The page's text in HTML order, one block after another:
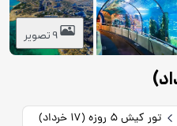
9 تصویر
تور کیش 5 روزه (17 خرداد)